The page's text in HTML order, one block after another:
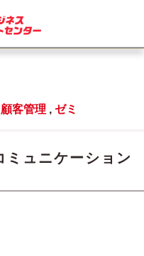
顧客管理 , ゼミ
ミュニケーション